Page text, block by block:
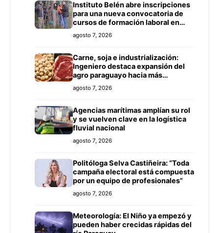
Instituto Belén abre inscripciones
para una nueva convocatoria de
cursos de formación laboral en
Concepción
agosto 7, 2026
Carne, soja e industrialización:
Ingeniero destaca expansión del
agro paraguayo hacia más
mercados
agosto 7, 2026
Agencias marítimas amplían su rol
y se vuelven clave en la logística
fluvial nacional
agosto 7, 2026
Politóloga Selva Castiñeira: “Toda
campaña electoral está compuesta
por un equipo de profesionales”
agosto 7, 2026
Meteorología: El Niño ya empezó y
pueden haber crecidas rápidas del